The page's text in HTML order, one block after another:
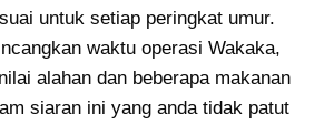
untuk setiap peringkat umur.
waktu operasi Wakaka,
alahan dan beberapa makanan
siaran ini yang anda tidak patut